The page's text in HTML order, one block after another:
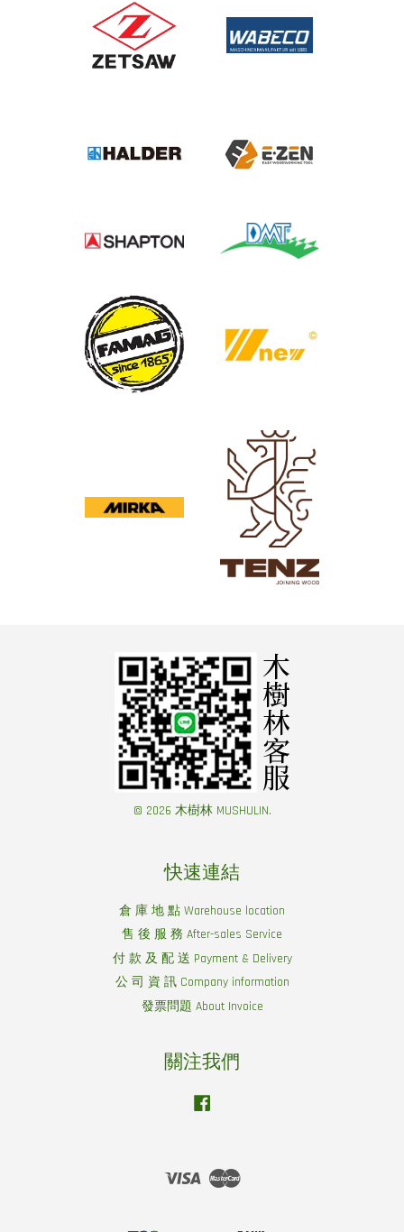
© 2026 木樹林 MUSHULIN.
快速連結
倉 庫 地 點 Warehouse location
售 後 服 務 After-sales Service
付 款 及 配 送 Payment & Delivery
公 司 資 訊 Company information
發票問題 About Invoice
關注我們
Visa Master